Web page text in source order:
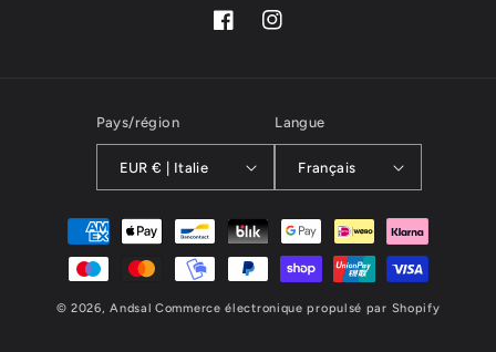
FacebookInstagram
Pays/région
EUR € | Italie
Langue
Français
Moyens
paiement
© 2026,Andsal Commerce électronique propulsé par Shopify